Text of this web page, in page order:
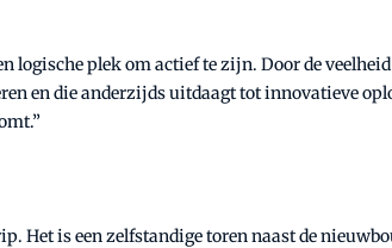
logische plek om actief te zijn. Door de
en die anderzijds uitdaagt tot innovatieve
Het is een zelfstandige toren naast de